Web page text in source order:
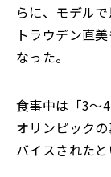
らに、モデル
トラウデン直
なった。
食事中は「3〜
オリンピック
バイスされたと